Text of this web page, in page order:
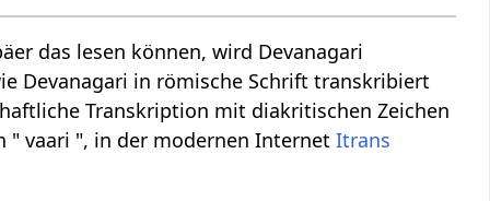
das lesen können, wird Devanagari
Devanagari in römische Schrift transkribiert
Transkription mit diakritischen Zeichen
" vaari ", in der modernen InternetItrans